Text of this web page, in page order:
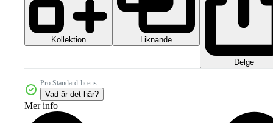
Kollektion Liknande
Delge
Pro Standard-licens
Vad är det här?
Mer info